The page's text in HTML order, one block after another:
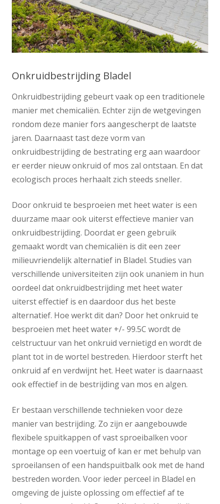
Onkruidbestrijding Bladel
Onkruidbestrijding gebeurt vaak op een traditionele
manier met chemicaliën. Echter zijn de wetgevingen
rondom deze manier fors aangescherpt de laatste
jaren. Daarnaast tast deze vorm van
onkruidbestrijding de bestrating erg aan waardoor
er eerder nieuw onkruid of mos zal ontstaan. En dat
ecologisch proces herhaalt zich steeds sneller.
Door onkruid te besproeien met heet water is een
duurzame maar ook uiterst effectieve manier van
onkruidbestrijding. Doordat er geen gebruik
gemaakt wordt van chemicaliën is dit een zeer
milieuvriendelijk alternatief in Bladel. Studies van
verschillende universiteiten zijn ook unaniem in hun
oordeel dat onkruidbestrijding met heet water
uiterst effectief is en daardoor dus het beste
alternatief. Hoe werkt dit dan? Door het onkruid te
besproeien met heet water +/- 99.5C wordt de
celstructuur van het onkruid vernietigd en wordt de
plant tot in de wortel bestreden. Hierdoor sterft het
onkruid af en verdwijnt het. Heet water is daarnaast
ook effectief in de bestrijding van mos en algen.
Er bestaan verschillende technieken voor deze
manier van bestrijding. Zo zijn er aangebouwde
flexibele spuitkappen of vast sproeibalken voor
montage op een voertuig of kan er met behulp van
sproeilansen of een handspuitbalk ook met de hand
bestreden worden. Voor ieder perceel in Bladel en
omgeving de juiste oplossing om effectief af te